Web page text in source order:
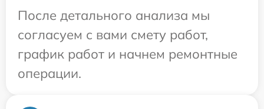
После детального анализа мы
согласуем с вами смету работ,
график работ и начнем ремонтные
операции.